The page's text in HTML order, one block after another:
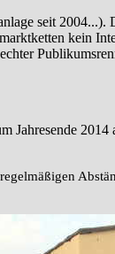
seit 2004...).
kein
Jahresende 2014